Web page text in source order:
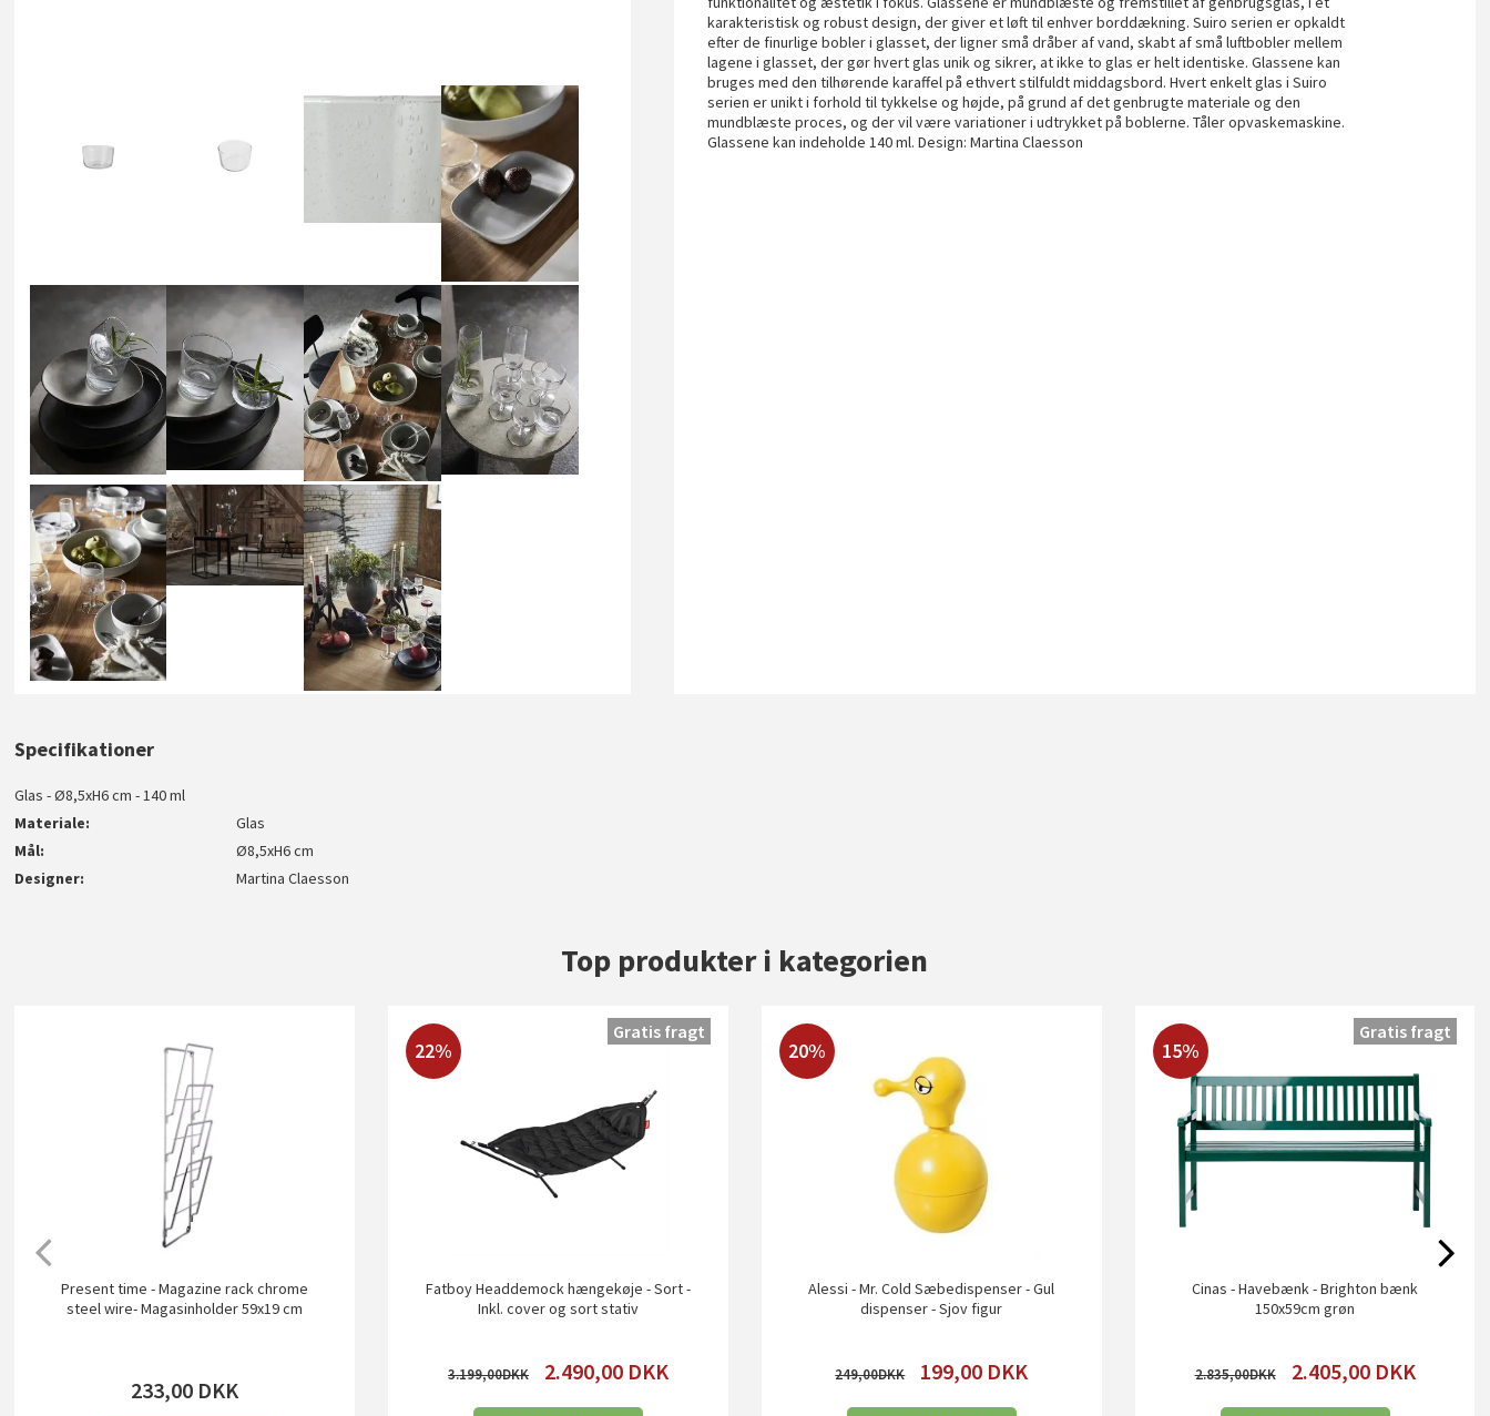
karakteristisk og robust design, der giver et løft til enhver borddækning. Suiro serien er opkaldt
efter de finurlige bobler i glasset, der ligner små dråber af vand, skabt af små luftbobler mellem
lagene i glasset, der gør hvert glas unik og sikrer, at ikke to glas er helt identiske. Glassene kan
bruges med den tilhørende karaffel på ethvert stilfuldt middagsbord. Hvert enkelt glas i Suiro
serien er unikt i forhold til tykkelse og højde, på grund af det genbrugte materiale og den
mundblæste proces, og der vil være variationer i udtrykket på boblerne. Tåler opvaskemaskine.
Glassene kan indeholde 140 ml. Design: Martina Claesson
Specifikationer
Glas - Ø8,5xH6 cm - 140 ml
Materiale
Glas
Mål
Ø8,5xH6 cm
Designer
Martina Claesson
Top produkter i kategorien
Present time - Magazine rack chrome
steel wire- Magasinholder 59x19 cm
233,00 DKK
22%
Fatboy Headdemock hængekøje - Sort -
Inkl. cover og sort stativ
3.199,00 2.490,00 DKK
Gratis fragt
20%
Alessi - Mr. Cold Sæbedispenser - Gul
dispenser - Sjov figur
249,00 199,00 DKK
15%
Cinas - Havebænk - Brighton bænk
150x59cm grøn
2.835,00 2.405,00 DKK
Gratis fragt